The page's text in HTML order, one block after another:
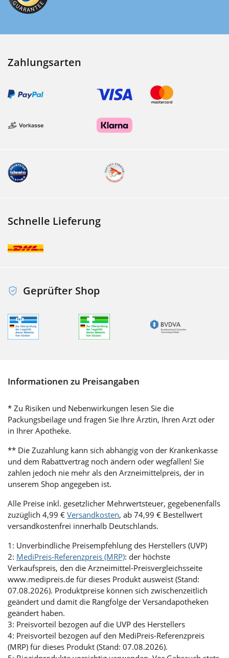
Zahlungsarten
Schnelle Lieferung
Geprüfter Shop
Informationen zu Preisangaben
* Zu Risiken und Nebenwirkungen lesen Sie die
Packungsbeilage und fragen Sie Ihre Ärztin, Ihren Arzt oder
in Ihrer Apotheke.
** Die Zuzahlung kann sich abhängig von der Krankenkasse
und dem Rabattvertrag noch ändern oder wegfallen! Sie
zahlen jedoch nie mehr als den Arzneimittelpreis, der in
unserem Shop angegeben ist.
Alle Preise inkl. gesetzlicher Mehrwertsteuer, gegebenenfalls
zuzüglich 4,99 € Versandkosten, ab 74,99 € Bestellwert
versandkostenfrei innerhalb Deutschlands.
1: Unverbindliche Preisempfehlung des Herstellers (UVP)
2: MediPreis-Referenzpreis (MRP): der höchste
Verkaufspreis, den die Arzneimittel-Preisvergleichsseite
www.medipreis.de für dieses Produkt ausweist (Stand:
07.08.2026). Produktpreise können sich zwischenzeitlich
geändert und damit die Rangfolge der Versandapotheken
geändert haben.
3: Preisvorteil bezogen auf die UVP des Herstellers
4: Preisvorteil bezogen auf den MediPreis-Referenzpreis
(MRP) für dieses Produkt (Stand: 07.08.2026).